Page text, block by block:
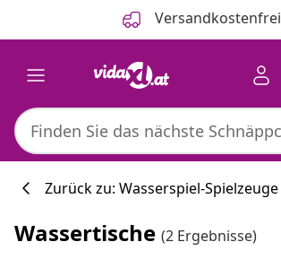
Versandkostenfrei
Zurück zu: Wasserspiel-Spielzeuge
Wassertische (2 Ergebnisse)